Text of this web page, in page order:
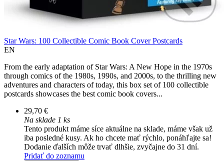
Star Wars: 100 Collectible Comic Book Cover Postcards
EN
From the early adaptation of Star Wars: A New Hope in the 1970s
through comics of the 1980s, 1990s, and 2000s, to the thrilling new
adventures and characters of today, this box set of 100 collectible
postcards showcases the best comic book covers...
29,70 €
Na sklade 1 ks
Tento produkt máme síce aktuálne na sklade, máme však už
iba posledné kusy. Ak ho chcete mať rýchlo, ponáhľajte sa!
Dodanie ďalších môže trvať dlhšie, zvyčajne do 31 dní.
Pridať do zoznamu